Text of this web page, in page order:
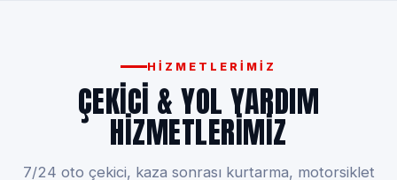
HIZMETLERIMIZ
ÇEKICI & YOL YARDIM
HIZMETLERIMIZ
7/24 oto çekici, kaza sonrası kurtarma, motorsiklet